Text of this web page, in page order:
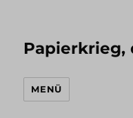
Papierkrieg,
MENÜ